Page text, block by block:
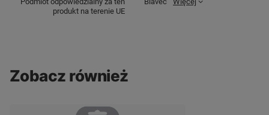
produkt na terenie UE
Zobacz również